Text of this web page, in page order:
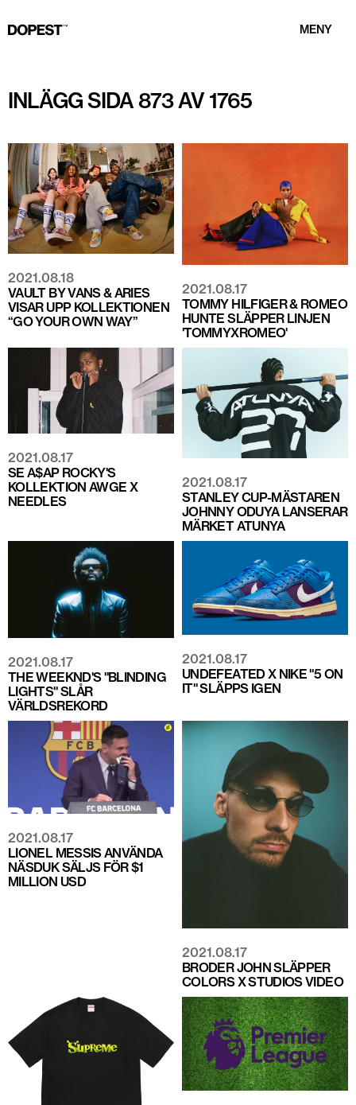
MENY
INLÄGG SIDA 873 AV 1765
2021.08.18
VAULT BY VANS & ARIES
VISAR UPP KOLLEKTIONEN
“GO YOUR OWN WAY”
2021.08.17
TOMMY HILFIGER & ROMEO
HUNTE SLÄPPER LINJEN
'TOMMYXROMEO'
2021.08.17
SE A$AP ROCKY'S
KOLLEKTION AWGE X
NEEDLES
2021.08.17
STANLEY CUP-MÄSTAREN
JOHNNY ODUYA LANSERAR
MÄRKET ATUNYA
2021.08.17
THE WEEKND'S "BLINDING
LIGHTS" SLÅR
VÄRLDSREKORD
2021.08.17
UNDEFEATED X NIKE "5 ON
IT" SLÄPPS IGEN
2021.08.17
LIONEL MESSIS ANVÄNDA
NÄSDUK SÄLJS FÖR $1
MILLION USD
2021.08.17
BRODER JOHN SLÄPPER
COLORS X STUDIOS VIDEO